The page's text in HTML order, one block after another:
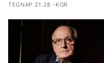
TEGNAP 21:28 -KOR